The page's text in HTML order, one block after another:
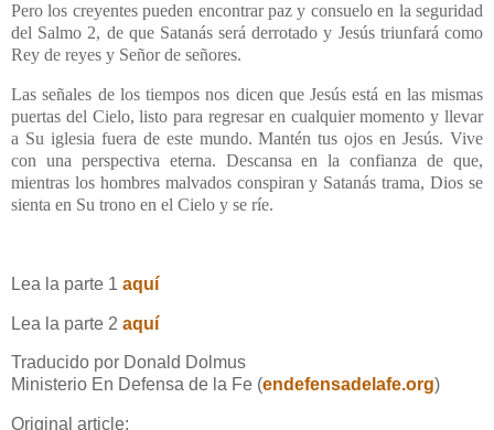
Pero los creyentes pueden encontrar paz y consuelo en la seguridad
del Salmo 2, de que Satanás será derrotado y Jesús triunfará como
Rey de reyes y Señor de señores.
Las señales de los tiempos nos dicen que Jesús está en las mismas
puertas del Cielo, listo para regresar en cualquier momento y llevar
a Su iglesia fuera de este mundo. Mantén tus ojos en Jesús. Vive
con una perspectiva eterna. Descansa en la confianza de que,
mientras los hombres malvados conspiran y Satanás trama, Dios se
sienta en Su trono en el Cielo y se ríe.
Lea la parte 1 aquí
Lea la parte 2 aquí
Traducido por Donald Dolmus
Ministerio En Defensa de la Fe (endefensadelafe.org)
Original article: